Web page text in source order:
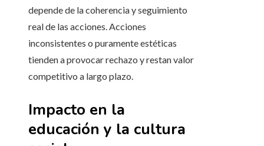
depende de la coherencia y seguimiento
real de las acciones. Acciones
inconsistentes o puramente estéticas
tienden a provocar rechazo y restan valor
competitivo a largo plazo.
Impacto en la
educación y la cultura